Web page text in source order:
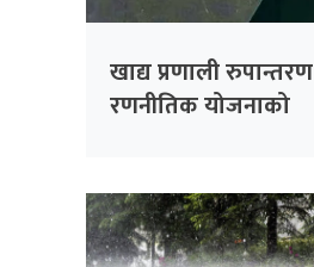
खाद्य प्रणाली रुपान्तरण
रणनीतिक योजनाको